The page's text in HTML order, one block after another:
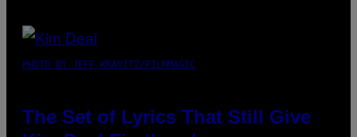
PHOTO BY JEFF KRAVITZ/FILMMAGIC
The Set of Lyrics That Still Give